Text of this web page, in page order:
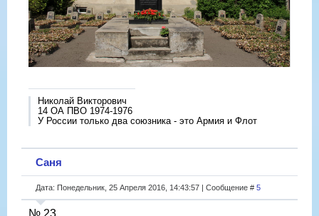
Николай Викторович
14 ОА ПВО 1974-1976
У России только два союзника - это Армия и Флот
Саня
Дата: Понедельник, 25 Апреля 2016, 14:43:57 | Сообщение # 5
№ 23